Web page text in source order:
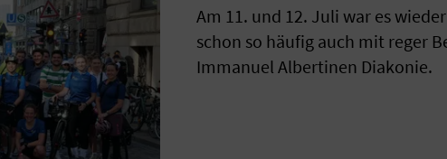
Am 11. und 12. Juli war es
schon so häufig auch mit reger
Immanuel Albertinen Diakonie.